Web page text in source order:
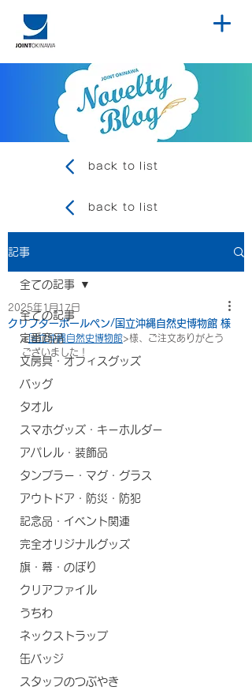
back to list
back to list
記事
全ての記事
定番商品
文房具・オフィスグッズ
バッグ
タオル
スマホグッズ・キーホルダー
アパレル・装飾品
タンブラー・マグ・グラス
アウトドア・防災・防犯
記念品・イベント関連
完全オリジナルグッズ
旗・幕・のぼり
クリアファイル
うちわ
ネックストラップ
缶バッジ
スタッフのつぶやき
全ての記事
クリフターボールペン/国立沖縄自然史博物館 様
2025年1月17日
<国立沖縄自然史博物館>様、ご注文ありがとう
ございました！